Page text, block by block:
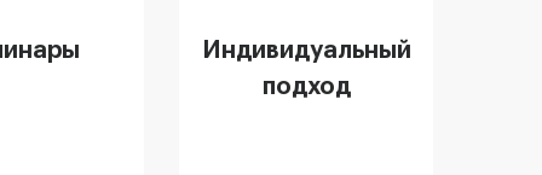
Индивидуальный
подход
командой